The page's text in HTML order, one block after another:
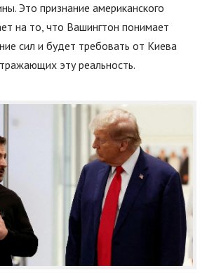
Это признание американского
на то, что Вашингтон понимает
сил и будет требовать от Киева
эту реальность.